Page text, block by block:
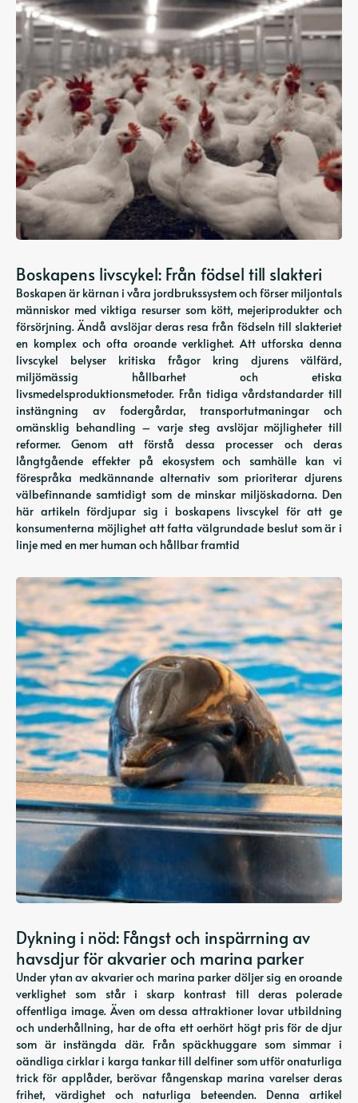
Boskapens livscykel: Från födsel till slakteri
Boskapen är kärnan i våra jordbrukssystem och förser miljontals
människor med viktiga resurser som kött, mejeriprodukter och
försörjning. Ändå avslöjar deras resa från födseln till slakteriet
en komplex och ofta oroande verklighet. Att utforska denna
livscykel belyser kritiska frågor kring djurens välfärd,
miljömässig hållbarhet och etiska
livsmedelsproduktionsmetoder. Från tidiga vårdstandarder till
instängning av fodergårdar, transportutmaningar och
omänsklig behandling – varje steg avslöjar möjligheter till
reformer. Genom att förstå dessa processer och deras
långtgående effekter på ekosystem och samhälle kan vi
förespråka medkännande alternativ som prioriterar djurens
välbefinnande samtidigt som de minskar miljöskadorna. Den
här artikeln fördjupar sig i boskapens livscykel för att ge
konsumenterna möjlighet att fatta välgrundade beslut som är i
linje med en mer human och hållbar framtid
Dykning i nöd: Fångst och inspärrning av
havsdjur för akvarier och marina parker
Under ytan av akvarier och marina parker döljer sig en oroande
verklighet som står i skarp kontrast till deras polerade
offentliga image. Även om dessa attraktioner lovar utbildning
och underhållning, har de ofta ett oerhört högt pris för de djur
som är instängda där. Från späckhuggare som simmar i
oändliga cirklar i karga tankar till delfiner som utför onaturliga
trick för applåder, berövar fångenskap marina varelser deras
frihet, värdighet och naturliga beteenden. Denna artikel